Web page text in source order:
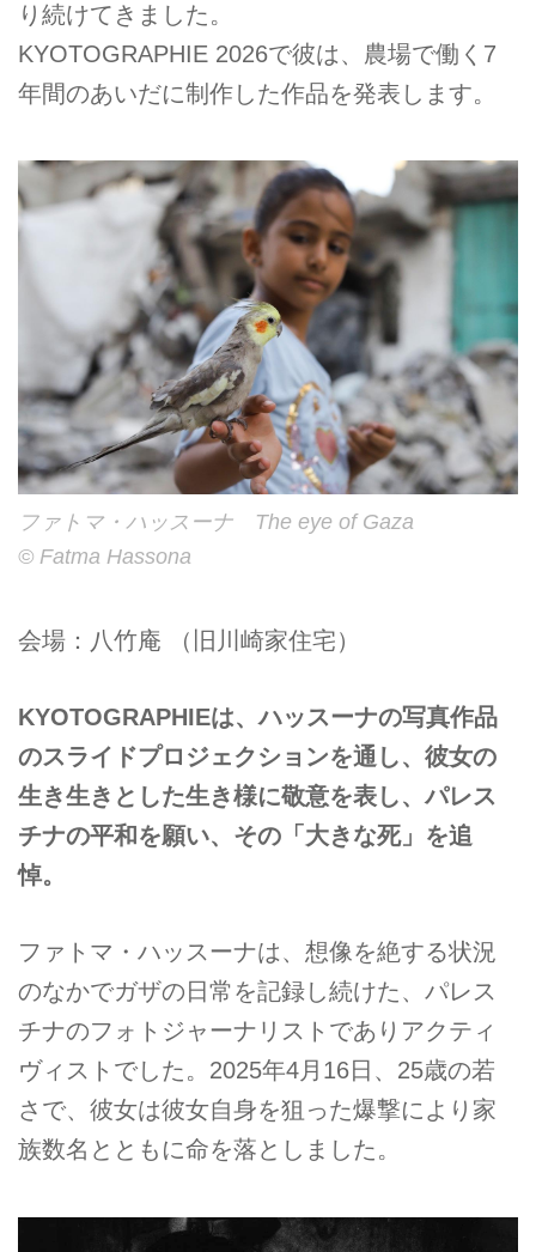
り続けてきました。
KYOTOGRAPHIE 2026で彼は、農場で働く7
年間のあいだに制作した作品を発表します。
ファトマ・ハッスーナ The eye of Gaza
© Fatma Hassona
会場：八竹庵 （旧川崎家住宅）
KYOTOGRAPHIEは、ハッスーナの写真作品
のスライドプロジェクションを通し、彼女の
生き生きとした生き様に敬意を表し、パレス
チナの平和を願い、その「大きな死」を追
悼。
ファトマ・ハッスーナは、想像を絶する状況
のなかでガザの日常を記録し続けた、パレス
チナのフォトジャーナリストでありアクティ
ヴィストでした。2025年4月16日、25歳の若
さで、彼女は彼女自身を狙った爆撃により家
族数名とともに命を落としました。